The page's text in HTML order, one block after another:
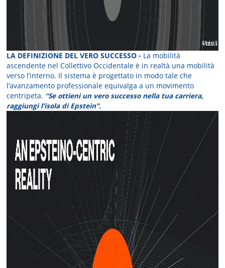
LA DEFINIZIONE DEL VERO SUCCESSO - La mobilità
ascendente nel Collettivo Occidentale è in realtà una mobilità
verso l’interno. Il sistema è progettato in modo tale che
l’avanzamento professionale equivalga a un movimento
centripeta. “Se ottieni un vero successo nella tua carriera,
raggiungi l’isola di Epstein”.